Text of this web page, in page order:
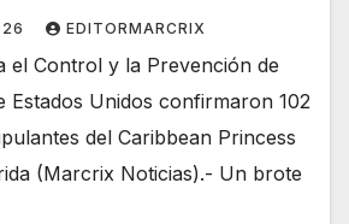
EDITORMARCRIX
el Control y la Prevención de
Estados Unidos confirmaron 102
del Caribbean Princess
(Marcrix Noticias).- Un brote